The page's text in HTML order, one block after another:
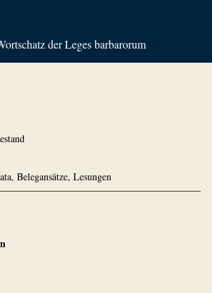
der Leges barbarorum
Belegansätze, Lesungen